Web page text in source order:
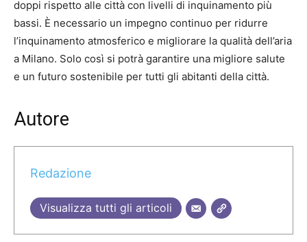
doppi rispetto alle città con livelli di inquinamento più
bassi. È necessario un impegno continuo per ridurre
l’inquinamento atmosferico e migliorare la qualità dell’aria
a Milano. Solo così si potrà garantire una migliore salute
e un futuro sostenibile per tutti gli abitanti della città.
Autore
Redazione
Visualizza tutti gli articoli